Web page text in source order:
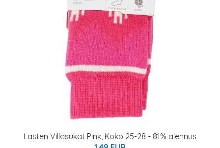
Lasten Villasukat Pink, Koko 25-28 - 81% alennus